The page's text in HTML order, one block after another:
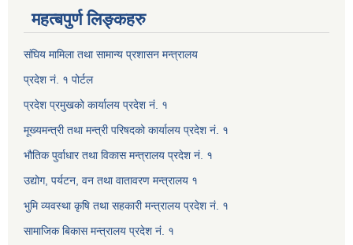
महत्बपुर्ण लिङ्कहरु
संघिय मामिला तथा सामान्य प्रशासन मन्त्रालय
प्रदेश नं. १ पोर्टल
प्रदेश प्रमुखको कार्यालय प्रदेश नं. १
मूख्यमन्त्री तथा मन्त्री परिषदको कार्यालय प्रदेश नं. १
भौतिक पुर्वाधार तथा विकास मन्त्रालय प्रदेश नं. १
उद्योग, पर्यटन, वन तथा वातावरण मन्त्रालय १
भुमि व्यवस्था कृषि तथा सहकारी मन्त्रालय प्रदेश नं. १
सामाजिक बिकास मन्त्रालय प्रदेश नं. १